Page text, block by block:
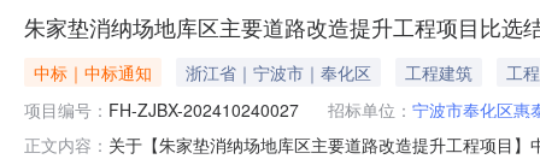
朱家垫消纳场地库区主要道路改造提升工程项目比选
中标｜中标通知 浙江省｜宁波市｜奉化区 工程建筑
工程
项目编号： FH-ZJBX-202410240027 招标单位： 宁波市奉化区惠
正文内容： 关于【朱家垫消纳场地库区主要道路改造提升工程项目